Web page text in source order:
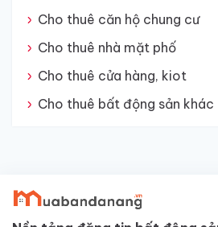
Cho thuê căn hộ chung cư
Cho thuê nhà mặt phố
Cho thuê cửa hàng, kiot
Cho thuê bất động sản khác